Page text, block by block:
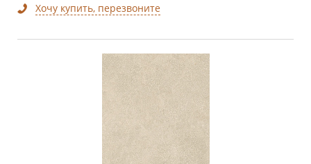
Хочу купить, перезвоните